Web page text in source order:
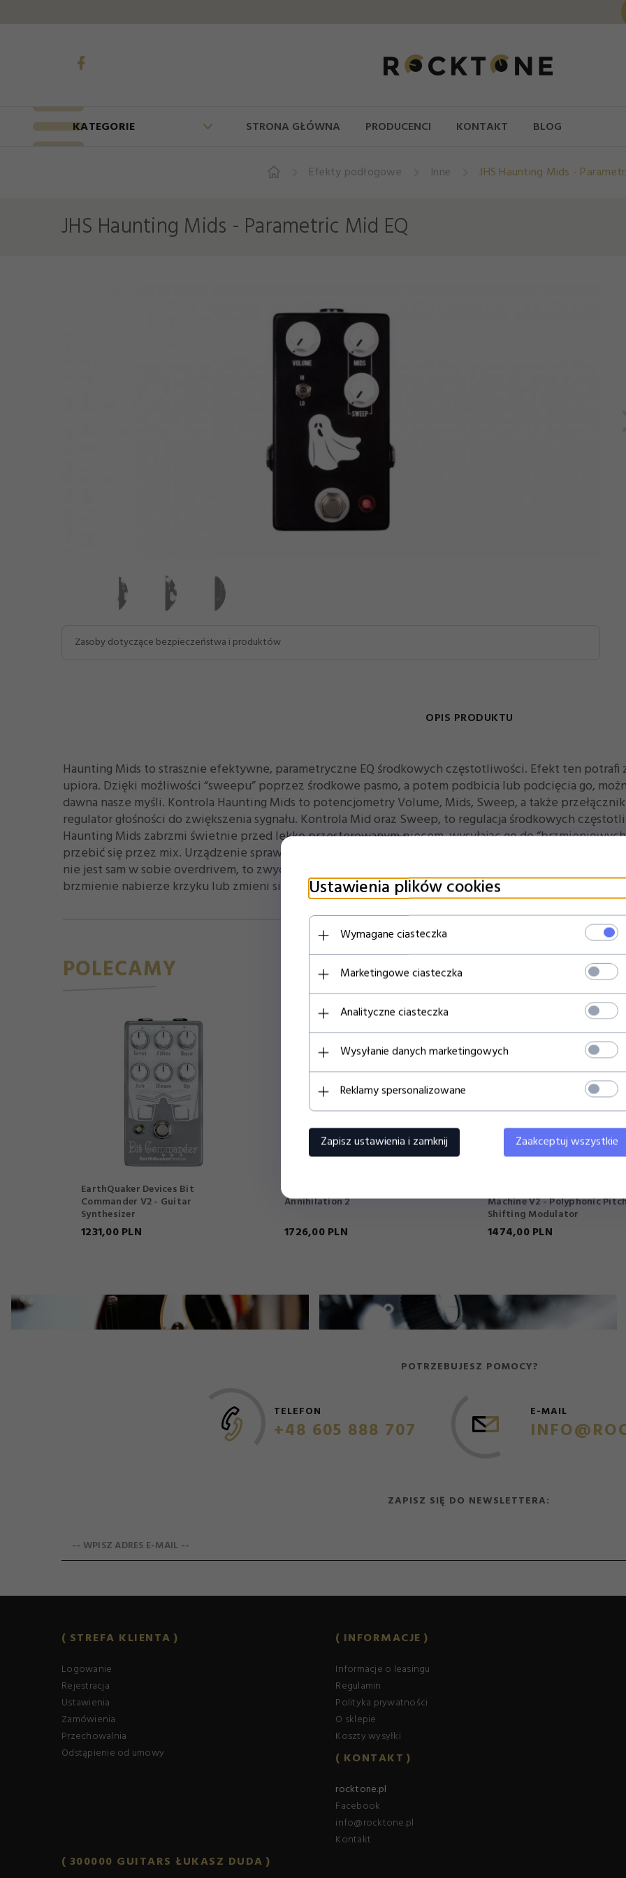
KATEGORIE STRONA GŁÓWNA PRODUCENCI KONTAKT BLOG
Efekty podłogowe Inne JHS Haunting Mids -
JHS Haunting Mids - Parametric Mid EQ
Zasoby dotyczące bezpieczeństwa i produktów
OPIS PRODUKTU
Haunting Mids to strasznie efektywne, parametryczne EQ środkowych częstotliwości. Efekt ten
upiora. Dzięki możliwości “sweepu” poprzez środkowe pasmo, a potem podbicia lub podcięcia go,
dawna nasze myśli. Kontrola Haunting Mids to potencjometry Volume, Mids, Sweep, a także
regulator głośności do zwiększenia sygnału. Kontrola Mid oraz Sweep, to regulacja środkowych
Haunting Mids zabrzmi świetnie przed lekko przesterowanym piecem, wysyłając go do
przebić się przez mix. Urządzenie sprawdza się równie świetnie w ujarzmieniu pieca lub efektu, który
nie jest sam w sobie overdrivem, to zwyczajnie kontroler parametryczny średniego pasma, który po
brzmienie nabierze krzyku lub zmieni się w przyjaznego duszka.
POLECAMY
EarthQuaker Devices Bit
Commander V2 - Guitar
Synthesizer
1231,00 PLN
Annihilation 2
1726,00 PLN
Machine V2 - Polyphonic
Shifting Modulator
1474,00 PLN
POTRZEBUJESZ POMOCY?
TELEFON
+48 605 888 707
E-MAIL
ZAPISZ SIĘ DO NEWSLETTERA:
-- WPISZ ADRES E-MAIL --
STREFA KLIENTA
Logowanie
Rejestracja
Ustawienia
Zamówienia
Przechowalnia
Odstąpienie od umowy
INFORMACJE
Informacje o leasingu
Regulamin
Polityka prywatności
O sklepie
Koszty wysyłki
KONTAKT
rocktone.pl
Facebook
info@rocktone.pl
Kontakt
300000 GUITARS ŁUKASZ DUDA
Ustawienia plików cookies
Wymagane ciasteczka
Marketingowe ciasteczka
Analityczne ciasteczka
Wysyłanie danych marketingowych
Reklamy spersonalizowane
Zapisz ustawienia i zamknij Zaakceptuj wszystkie